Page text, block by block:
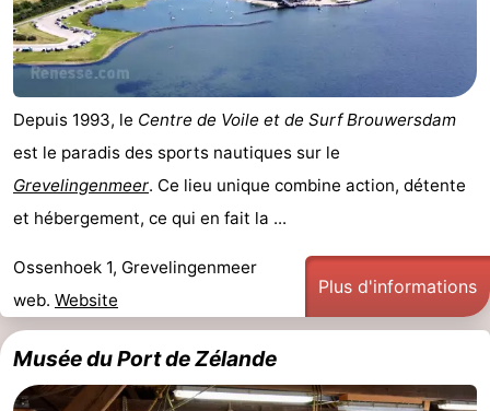
Vlissingen
-
Middelburg
Météo
Contact
Depuis 1993, le Centre de Voile et de Surf Brouwersdam
est le paradis des sports nautiques sur le
Grevelingenmeer. Ce lieu unique combine action, détente
et hébergement, ce qui en fait la ...
Ossenhoek 1, Grevelingenmeer
web. Website
Plus d'informations
Musée du Port de Zélande